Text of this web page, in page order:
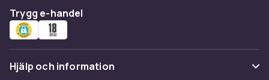
som passar dina behov bäst. Shoppa nu och
upplev fördelarna med att handla hos oss. På
CDON hittar du det bästa av det mesta!
Trygg e-handel
Hjälp och information